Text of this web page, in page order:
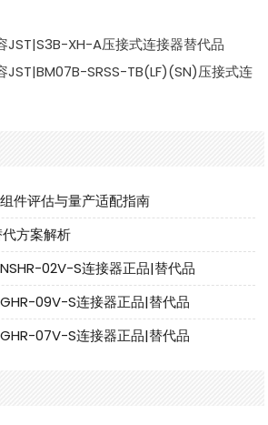
JST|S3B-XH-A压接式连接器替代品
JST|BM07B-SRSS-TB(LF)(SN)压接式连
件评估与量产适配指南
代方案解析
02V-S连接器正品|替代品
09V-S连接器正品|替代品
07V-S连接器正品|替代品